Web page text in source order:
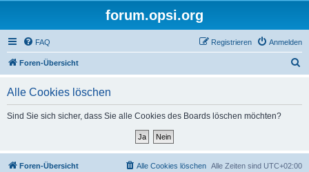
forum.opsi.org
FAQ Anmelden
Registrieren
Foren-Übersicht
Alle Cookies löschen
Sind Sie sich sicher, dass Sie alle Cookies des Boards löschen möchten?
Foren-Übersicht Alle Zeiten sind UTC+02:00
Alle Cookies löschen